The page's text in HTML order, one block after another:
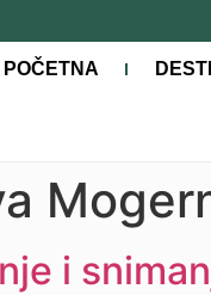
POČETNA
i